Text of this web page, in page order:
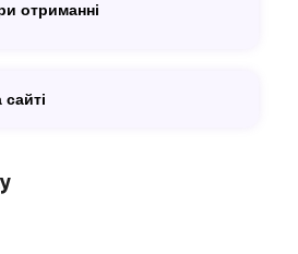
отриманні